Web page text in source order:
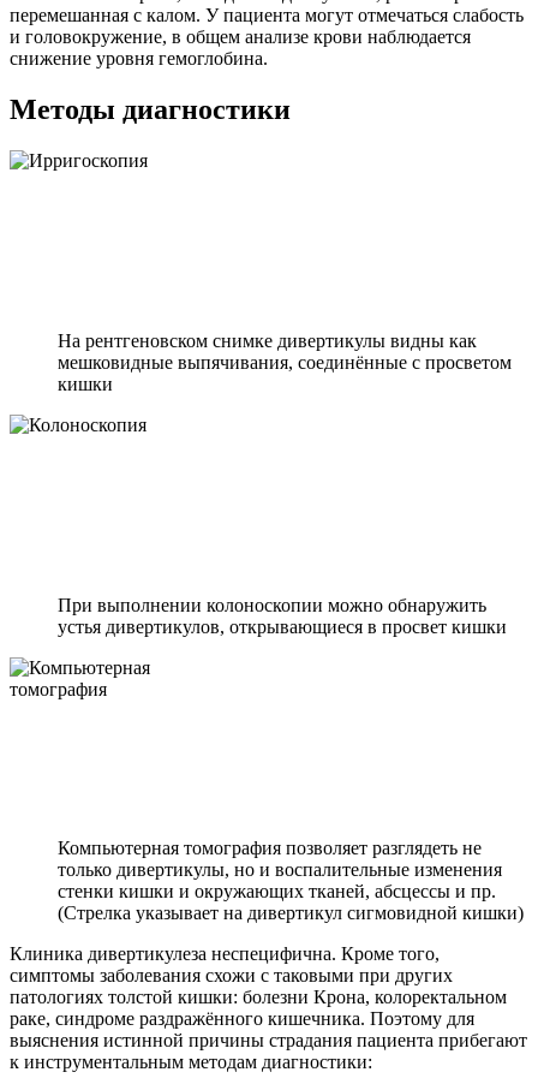
перемешанная с калом. У пациента могут отмечаться слабость
и головокружение, в общем анализе крови наблюдается
снижение уровня гемоглобина.
Методы диагностики
На рентгеновском снимке дивертикулы видны как
мешковидные выпячивания, соединённые с просветом
кишки
При выполнении колоноскопии можно обнаружить
устья дивертикулов, открывающиеся в просвет кишки
Компьютерная томография позволяет разглядеть не
только дивертикулы, но и воспалительные изменения
стенки кишки и окружающих тканей, абсцессы и пр.
(Стрелка указывает на дивертикул сигмовидной кишки)
Клиника дивертикулеза неспецифична. Кроме того,
симптомы заболевания схожи с таковыми при других
патологиях толстой кишки: болезни Крона, колоректальном
раке, синдроме раздражённого кишечника. Поэтому для
выяснения истинной причины страдания пациента прибегают
к инструментальным методам диагностики: